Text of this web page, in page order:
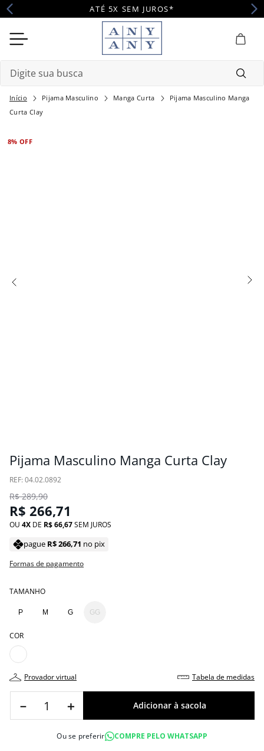
ATÉ 5X SEM JUROS*
Pijama Masculino Manga Curta
Pijama Masculino Manga
Curta Clay
8% OFF
Pijama Masculino Manga Curta Clay
: 04.02.0892
R$ 289,90
R$ 266,71
OU 4 DE R$66,67SEM JUROS
pague R$266,71 no pix
Formas de pagamento
TAMANHO
P M G GG
COR
provador virtual tabela de medidas
＋
－
Ou se preferir COMPRE PELO WHATSAPP
Termos mais buscados
2º
pijama